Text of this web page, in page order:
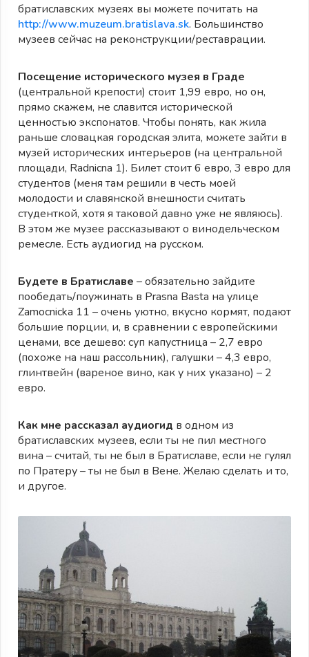
братиславских музеях вы можете почитать на
http://www.muzeum.bratislava.sk. Большинство
музеев сейчас на реконструкции/реставрации.
Посещение исторического музея в Граде
(центральной крепости) стоит 1,99 евро, но он,
прямо скажем, не славится исторической
ценностью экспонатов. Чтобы понять, как жила
раньше словацкая городская элита, можете зайти в
музей исторических интерьеров (на центральной
площади, Radnicna 1). Билет стоит 6 евро, 3 евро для
студентов (меня там решили в честь моей
молодости и славянской внешности считать
студенткой, хотя я таковой давно уже не являюсь).
В этом же музее рассказывают о винодельческом
ремесле. Есть аудиогид на русском.
Будете в Братиславе – обязательно зайдите
пообедать/поужинать в Prasna Basta на улице
Zamocnicka 11 – очень уютно, вкусно кормят, подают
большие порции, и, в сравнении с европейскими
ценами, все дешево: суп капустница – 2,7 евро
(похоже на наш рассольник), галушки – 4,3 евро,
глинтвейн (вареное вино, как у них указано) – 2
евро.
Как мне рассказал аудиогид в одном из
братиславских музеев, если ты не пил местного
вина – считай, ты не был в Братиславе, если не гулял
по Пратеру – ты не был в Вене. Желаю сделать и то,
и другое.